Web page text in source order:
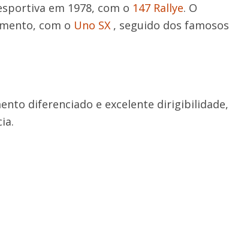
em 1978, com o 147 Rallye. O
com o Uno SX, seguido dos famosos
diferenciado e excelente dirigibilidade,